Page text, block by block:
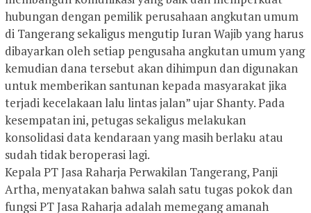
hubungan dengan pemilik perusahaan angkutan umum
di Tangerang sekaligus mengutip Iuran Wajib yang harus
dibayarkan oleh setiap pengusaha angkutan umum yang
kemudian dana tersebut akan dihimpun dan digunakan
untuk memberikan santunan kepada masyarakat jika
terjadi kecelakaan lalu lintas jalan” ujar Shanty. Pada
kesempatan ini, petugas sekaligus melakukan
konsolidasi data kendaraan yang masih berlaku atau
sudah tidak beroperasi lagi.
Kepala PT Jasa Raharja Perwakilan Tangerang, Panji
Artha, menyatakan bahwa salah satu tugas pokok dan
fungsi PT Jasa Raharja adalah memegang amanah